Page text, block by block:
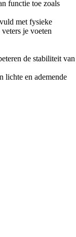
functie toe zoals
met fysieke
je voeten
de stabiliteit van
lichte en ademende